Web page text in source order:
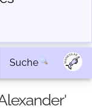
Suche